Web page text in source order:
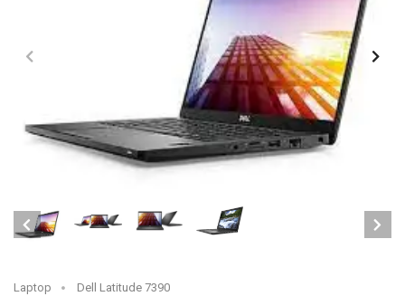
Laptop Dell Latitude 7390